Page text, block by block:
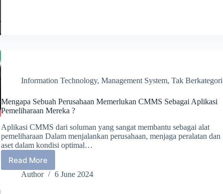
Information Technology, Management System, Tak Berkategori
Mengapa Sebuah Perusahaan Memerlukan CMMS Sebagai Aplikasi
Pemeliharaan Mereka ?
Aplikasi CMMS dari soluman yang sangat membantu sebagai alat
pemeliharaan Dalam menjalankan perusahaan, menjaga peralatan dan
aset dalam kondisi optimal…
Read More
Mengapa
Sebuah
Author 6 June 2024